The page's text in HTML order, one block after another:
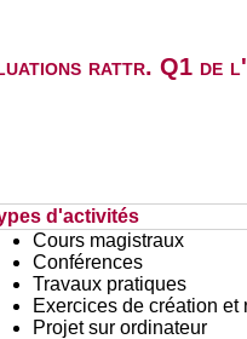
rattr. Q1 de
d'activités
Cours magistraux
Conférences
Travaux pratiques
Exercices de création et
Projet sur ordinateur